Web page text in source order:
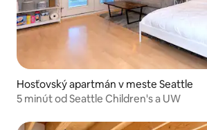
Hosťovský apartmán v meste Seattle
5 minút od Seattle Children's a UW